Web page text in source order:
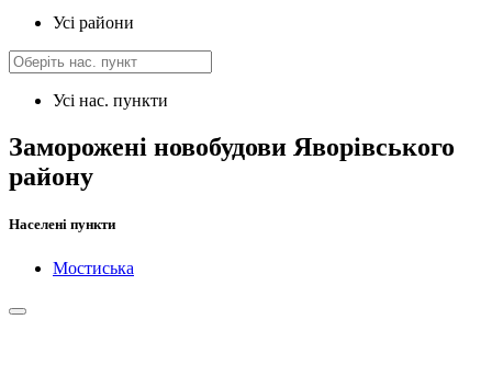
Усі райони
Усі нас. пункти
Заморожені новобудови Яворівського
району
Населені пункти
Мостиська